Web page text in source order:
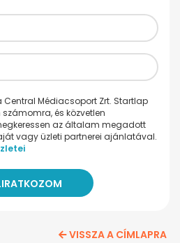
Central Médiacsoport Zrt. Startlap
és közvetlen
az általam megadott
vagy üzleti partnerei ajánlatával.
VISSZA A CÍMLAPRA